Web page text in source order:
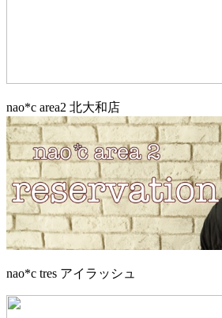
nao*c area2 北大和店
nao*c tres アイラッシュ